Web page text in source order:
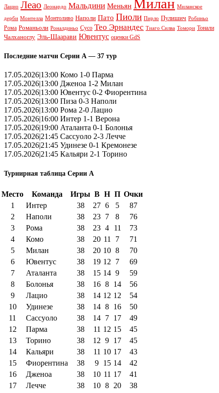
Лацио Леао Леонардо Мальдини Меньян Милан Миланское
дерби Монтелла Монтоливо Наполи Пато Пиоли Пирло Пулишич Робиньо
Рома Романьоли Роналдиньо Сусо Тео Эрнандес Тиаго Силва Томори Тонали
Чалханоглу Эль-Шаарави Ювентус оценки GdS
Последние матчи Серии А — 37 тур
17.05.2026|13:00 Комо 1-0 Парма
17.05.2026|13:00 Дженоа 1-2 Милан
17.05.2026|13:00 Ювентус 0-2 Фиорентина
17.05.2026|13:00 Пиза 0-3 Наполи
17.05.2026|13:00 Рома 2-0 Лацио
17.05.2026|16:00 Интер 1-1 Верона
17.05.2026|19:00 Аталанта 0-1 Болонья
17.05.2026|21:45 Сассуоло 2-3 Лечче
17.05.2026|21:45 Удинезе 0-1 Кремонезе
17.05.2026|21:45 Кальяри 2-1 Торино
Турнирная таблица Серии А
Место Команда Игры В Н П Очки
1
Интер 38 27 6 5
87
2
Наполи 38 23 7 8
76
3
Рома 38 23 4 11
73
4
Комо 38 20 11 7
71
5
Милан 38 20 10 8
70
6
Ювентус 38 19 12 7
69
7
Аталанта 38 15 14 9
59
8
Болонья 38 16 8 14
56
9
Лацио 38 14 12 12
54
10
Удинезе 38 14 8 16
50
11
Сассуоло 38 14 7 17
49
12
Парма 38 11 12 15
45
13
Торино 38 12 9 17
45
14
Кальяри 38 11 10 17
43
15
Фиорентина 38 9 15 14
42
16
Дженоа 38 10 11 17
41
17
Лечче 38 10 8 20
38